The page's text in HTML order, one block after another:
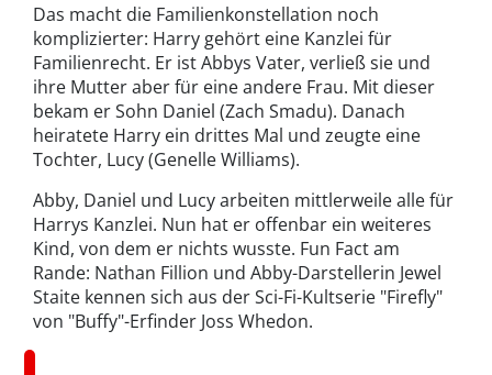
Das macht die Familienkonstellation noch
komplizierter: Harry gehört eine Kanzlei für
Familienrecht. Er ist Abbys Vater, verließ sie und
ihre Mutter aber für eine andere Frau. Mit dieser
bekam er Sohn Daniel (Zach Smadu). Danach
heiratete Harry ein drittes Mal und zeugte eine
Tochter, Lucy (Genelle Williams).
Abby, Daniel und Lucy arbeiten mittlerweile alle für
Harrys Kanzlei. Nun hat er offenbar ein weiteres
Kind, von dem er nichts wusste. Fun Fact am
Rande: Nathan Fillion und Abby-Darstellerin Jewel
Staite kennen sich aus der Sci-Fi-Kultserie "Firefly"
von "Buffy"-Erfinder Joss Whedon.